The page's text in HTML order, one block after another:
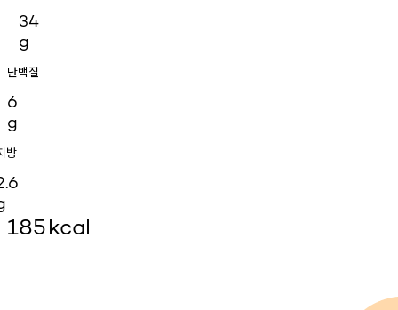
34
g
단백질
6
g
방
185kcal